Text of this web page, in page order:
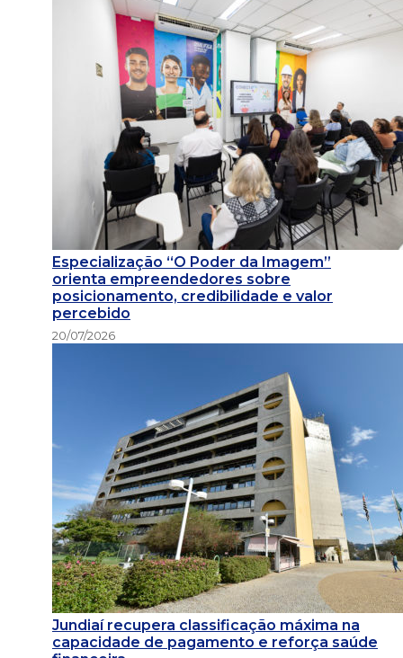
Especialização “O Poder da Imagem”
orienta empreendedores sobre
posicionamento, credibilidade e valor
percebido
20/07/2026
Jundiaí recupera classificação máxima na
capacidade de pagamento e reforça saúde